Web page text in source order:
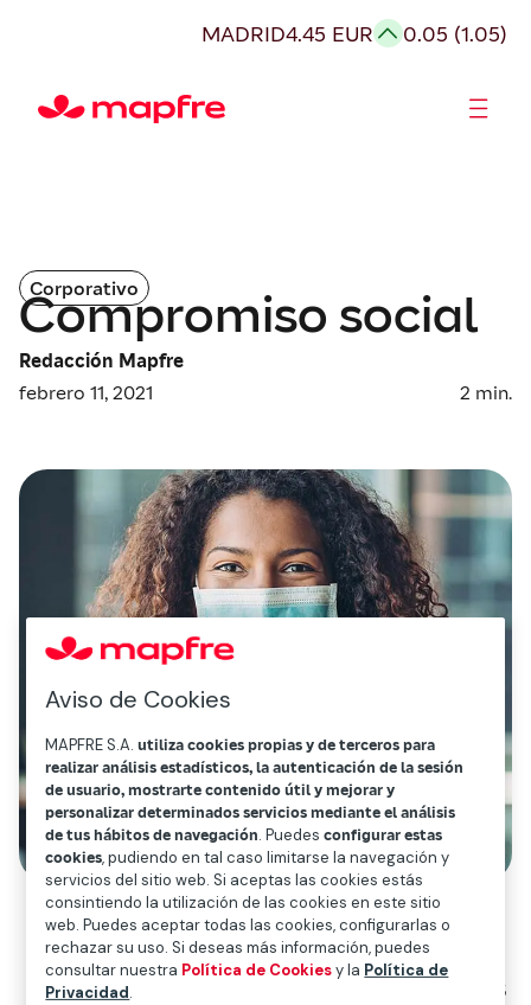
MADRID4.45 EUR 0.05 (1.05)
Corporativo
Compromiso social
Redacción Mapfre
febrero 11, 2021
2 min.
Contribución fiscal: adicionalmente al
cumplimiento de todas las obligaciones
Aviso de Cookies
MAPFRE S.A.utiliza cookies propias y de terceros para
realizar análisis estadísticos, la autenticación de la sesión
de usuario, mostrarte contenido útil y mejorar y
personalizar determinados servicios mediante el análisis
de tus hábitos de navegación. Puedesconfigurar estas
cookies, pudiendo en tal caso limitarse la navegación y
servicios del sitio web. Si aceptas las cookies estás
consintiendo la utilización de las cookies en este sitio
web. Puedes aceptar todas las cookies, configurarlas o
rechazar su uso. Si deseas más información, puedes
consultar nuestra Política de Cookiesy la Política de
Privacidad.